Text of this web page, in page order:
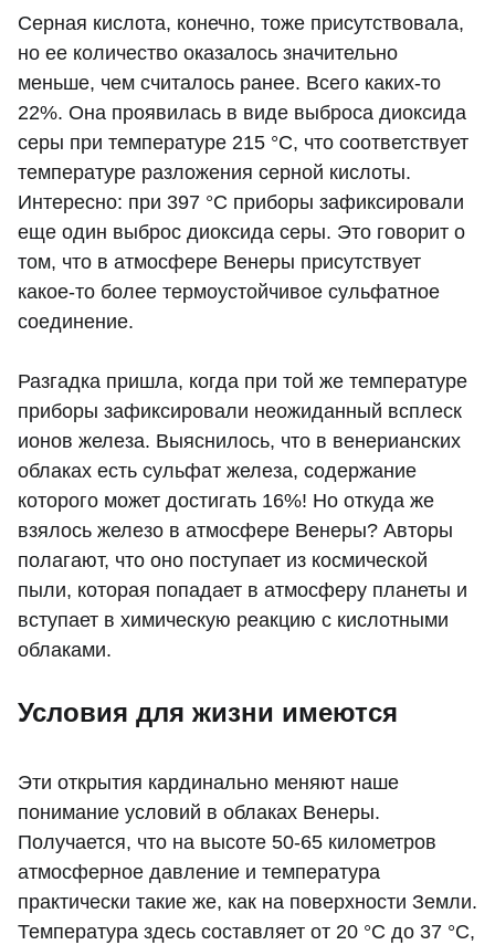
Серная кислота, конечно, тоже присутствовала,
но ее количество оказалось значительно
меньше, чем считалось ранее. Всего каких-то
22%. Она проявилась в виде выброса диоксида
серы при температуре 215 °C, что соответствует
температуре разложения серной кислоты.
Интересно: при 397 °C приборы зафиксировали
еще один выброс диоксида серы. Это говорит о
том, что в атмосфере Венеры присутствует
какое-то более термоустойчивое сульфатное
соединение.
Разгадка пришла, когда при той же температуре
приборы зафиксировали неожиданный всплеск
ионов железа. Выяснилось, что в венерианских
облаках есть сульфат железа, содержание
которого может достигать 16%! Но откуда же
взялось железо в атмосфере Венеры? Авторы
полагают, что оно поступает из космической
пыли, которая попадает в атмосферу планеты и
вступает в химическую реакцию с кислотными
облаками.
Условия для жизни имеются
Эти открытия кардинально меняют наше
понимание условий в облаках Венеры.
Получается, что на высоте 50-65 километров
атмосферное давление и температура
практически такие же, как на поверхности Земли.
Температура здесь составляет от 20 °C до 37 °C,